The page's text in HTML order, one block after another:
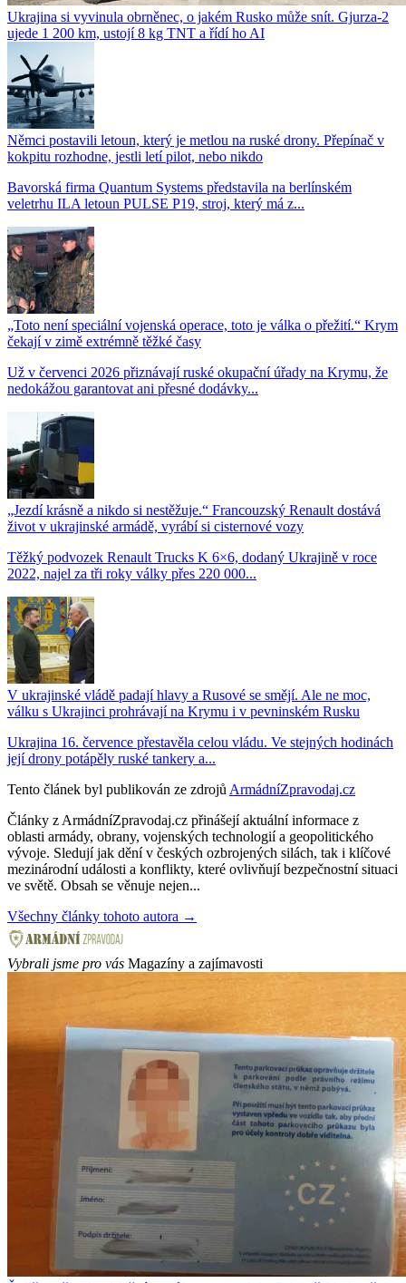
Ukrajina si vyvinula obrněnec, o jakém Rusko může snít. Gjurza-2
ujede 1 200 km, ustojí 8 kg TNT a řídí ho AI
Němci postavili letoun, který je metlou na ruské drony. Přepínač v
kokpitu rozhodne, jestli letí pilot, nebo nikdo
Bavorská firma Quantum Systems představila na berlínském
veletrhu ILA letoun PULSE P19, stroj, který má z...
„Toto není speciální vojenská operace, toto je válka o přežití.“ Krym
čekají v zimě extrémně těžké časy
Už v červenci 2026 přiznávají ruské okupační úřady na Krymu, že
nedokážou garantovat ani přesné dodávky...
„Jezdí krásně a nikdo si nestěžuje.“ Francouzský Renault dostává
život v ukrajinské armádě, vyrábí si cisternové vozy
Těžký podvozek Renault Trucks K 6×6, dodaný Ukrajině v roce
2022, najel za tři roky války přes 220 000...
V ukrajinské vládě padají hlavy a Rusové se smějí. Ale ne moc,
válku s Ukrajinci prohrávají na Krymu i v pevninském Rusku
Ukrajina 16. července přestavěla celou vládu. Ve stejných hodinách
její drony potápěly ruské tankery a...
Tento článek byl publikován ze zdrojů ArmádníZpravodaj.cz
Články z ArmádníZpravodaj.cz přinášejí aktuální informace z
oblasti armády, obrany, vojenských technologií a geopolitického
vývoje. Sledují jak dění v českých ozbrojených silách, tak i klíčové
mezinárodní události a konflikty, které ovlivňují bezpečnostní situaci
ve světě. Obsah se věnuje nejen...
Všechny články tohoto autora →
Vybrali jsme pro vás Magazíny a zajímavosti